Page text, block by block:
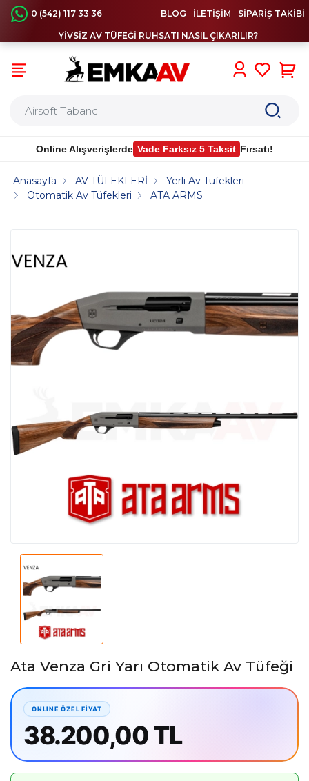
0 (542) 117 33 36 BLOG İLETİŞİM SİPARİŞ TAKİBİ
YİVSİZ AV TÜFEĞİ RUHSATI NASIL ÇIKARILIR?
Online Alışverişlerde Vade Farksız 5 Taksit Fırsatı!
Anasayfa AV TÜFEKLERİ
Yerli Av Tüfekleri
Otomatik Av Tüfekleri
ATA ARMS
Ata Venza Gri Yarı Otomatik Av Tüfeği
38.200,00 TL